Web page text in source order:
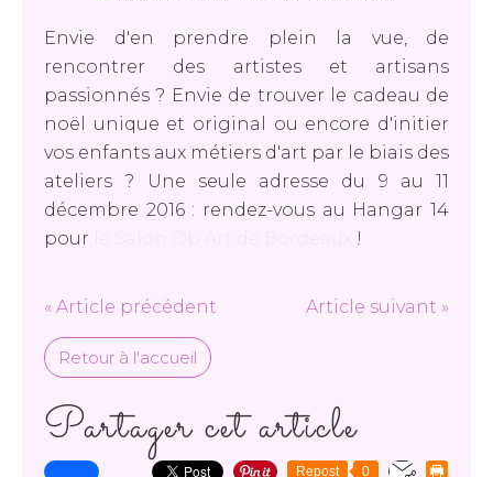
Envie d'en prendre plein la vue, de
rencontrer des artistes et artisans
passionnés ? Envie de trouver le cadeau de
noël unique et original ou encore d'initier
vos enfants aux métiers d'art par le biais des
ateliers ? Une seule adresse du 9 au 11
décembre 2016 : rendez-vous au Hangar 14
pour
!
« Article précédent Article suivant »
Retour à l'accueil
Partager cet article
Repost 0